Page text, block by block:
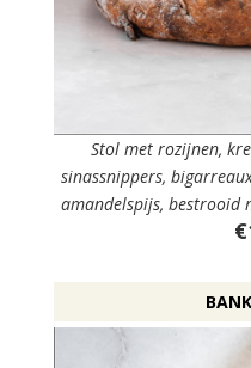
Stol met rozijnen,
sinassnippers,
amandelspijs, bestrooid